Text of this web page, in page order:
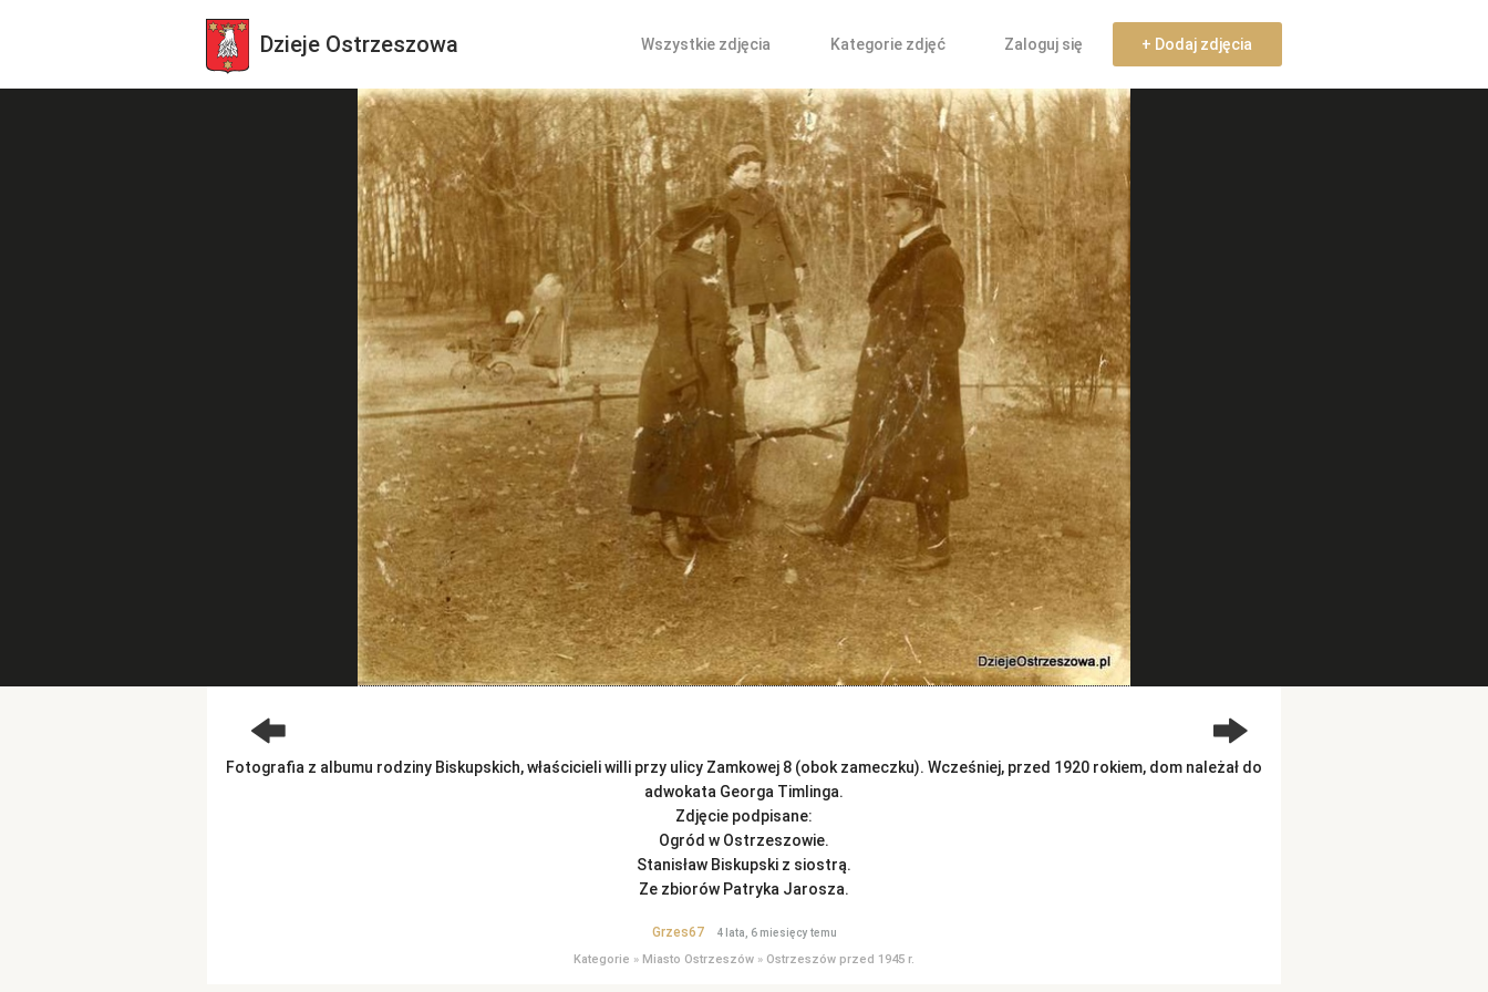
Dzieje Ostrzeszowa Wszystkie zdjęcia Kategorie zdjęć Zaloguj się + Dodaj zdjęcia
Fotografia z albumu rodziny Biskupskich, właścicieli willi przy ulicy Zamkowej 8 (obok zameczku). Wcześniej, przed 1920 rokiem, dom należał do
adwokata Georga Timlinga.
Zdjęcie podpisane:
Ogród w Ostrzeszowie.
Stanisław Biskupski z siostrą.
Ze zbiorów Patryka Jarosza.
Grzes67 4 lata, 6 miesięcy temu
Kategorie » Miasto Ostrzeszów » Ostrzeszów przed 1945 r.